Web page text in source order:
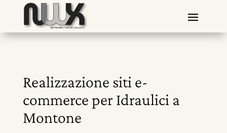
Realizzazione siti e-
commerce per Idraulici a
Montone